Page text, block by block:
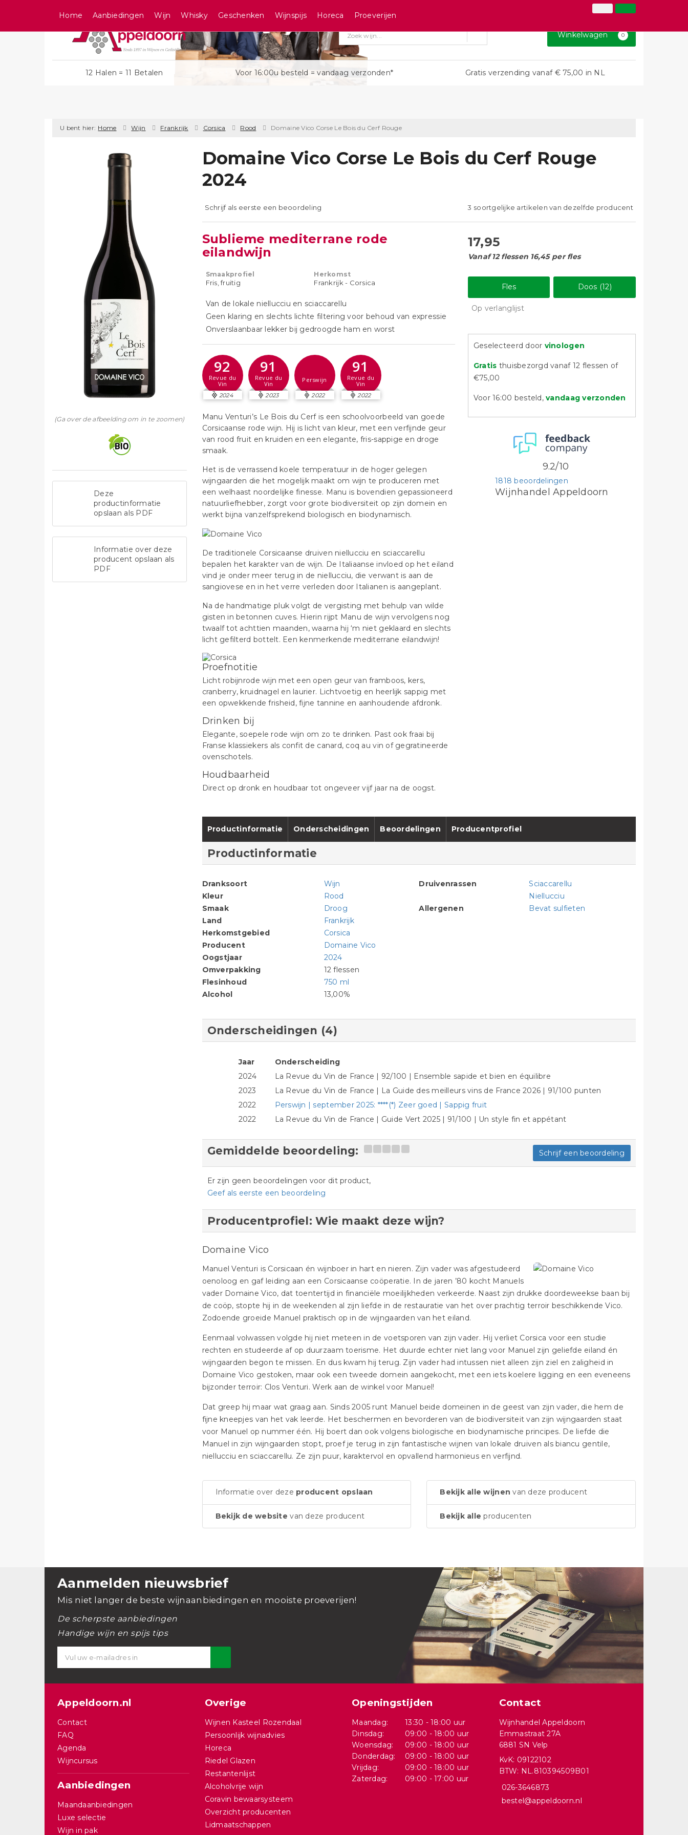
Klantenservice
Winkelwagen 0
12 Halen = 11 Betalen Voor 16:00u besteld = vandaag verzonden* Gratis verzending vanaf € 75,00 in NL
Home Aanbiedingen Wijn Whisky Geschenken Wijnspijs Horeca Proeverijen
U bent hier: Home Wijn Frankrijk Corsica Rood Domaine Vico Corse Le Bois du Cerf Rouge
(Ga over de afbeelding om in te zoomen)
Deze
productinformatie
opslaan als PDF
Informatie over deze
producent opslaan als
PDF
Domaine Vico Corse Le Bois du Cerf Rouge
2024
Schrijf als eerste een beoordeling 3 soortgelijke artikelen van dezelfde producent
Sublieme mediterrane rode
eilandwijn
Smaakprofiel
Fris, fruitig
Herkomst
Frankrijk - Corsica
Van de lokale niellucciu en sciaccarellu
Geen klaring en slechts lichte filtering voor behoud van expressie
Onverslaanbaar lekker bij gedroogde ham en worst
92
Revue du
Vin
2024
91
Revue du
Vin
2023
Perswijn
2022
91
Revue du
Vin
2022
Manu Venturi’s Le Bois du Cerf is een schoolvoorbeeld van goede
Corsicaanse rode wijn. Hij is licht van kleur, met een verfijnde geur
van rood fruit en kruiden en een elegante, fris-sappige en droge
smaak.
Het is de verrassend koele temperatuur in de hoger gelegen
wijngaarden die het mogelijk maakt om wijn te produceren met
een welhaast noordelijke finesse. Manu is bovendien gepassioneerd
natuurliefhebber, zorgt voor grote biodiversiteit op zijn domein en
werkt bijna vanzelfsprekend biologisch en biodynamisch.
De traditionele Corsicaanse druiven niellucciu en sciaccarellu
bepalen het karakter van de wijn. De Italiaanse invloed op het eiland
vind je onder meer terug in de niellucciu, die verwant is aan de
sangiovese en in het verre verleden door Italianen is aangeplant.
Na de handmatige pluk volgt de vergisting met behulp van wilde
gisten in betonnen cuves. Hierin rijpt Manu de wijn vervolgens nog
twaalf tot achttien maanden, waarna hij ‘m niet geklaard en slechts
licht gefilterd bottelt. Een kenmerkende mediterrane eilandwijn!
Proefnotitie
Licht robijnrode wijn met een open geur van framboos, kers,
cranberry, kruidnagel en laurier. Lichtvoetig en heerlijk sappig met
een opwekkende frisheid, fijne tannine en aanhoudende afdronk.
Drinken bij
Elegante, soepele rode wijn om zo te drinken. Past ook fraai bij
Franse klassiekers als confit de canard, coq au vin of gegratineerde
ovenschotels.
Houdbaarheid
Direct op dronk en houdbaar tot ongeveer vijf jaar na de oogst.
17,95
Vanaf 12 flessen 16,45 per fles
Fles Doos (12)
Op verlanglijst
Geselecteerd door vinologen
Gratis thuisbezorgd vanaf 12 flessen of
€75,00
Voor 16:00 besteld,vandaag verzonden
Wijnhandel Appeldoorn
1818 beoordelingen
9.2/10
Productinformatie Onderscheidingen Beoordelingen Producentprofiel
Productinformatie
Dranksoort
Wijn
Kleur
Rood
Smaak
Droog
Land
Frankrijk
Herkomstgebied
Corsica
Producent
Domaine Vico
Oogstjaar
2024
Omverpakking
12 flessen
Flesinhoud
750 ml
Alcohol
13,00%
Druivenrassen
Sciaccarellu
Niellucciu
Allergenen
Bevat sulfieten
Onderscheidingen (4)
Jaar
Onderscheiding
2024
La Revue du Vin de France | 92/100 | Ensemble sapide et bien en équilibre
2023
La Revue du Vin de France | La Guide des meilleurs vins de France 2026 | 91/100 punten
2022
Perswijn | september 2025: ****(*) Zeer goed | Sappig fruit
2022
La Revue du Vin de France | Guide Vert 2025 | 91/100 | Un style fin et appétant
Gemiddelde beoordeling: Schrijf een beoordeling
Er zijn geen beoordelingen voor dit product,
Geef als eerste een beoordeling
Producentprofiel: Wie maakt deze wijn?
Domaine Vico
Manuel Venturi is Corsicaan én wijnboer in hart en nieren. Zijn vader was afgestudeerd
oenoloog en gaf leiding aan een Corsicaanse coöperatie. In de jaren ’80 kocht Manuels
vader Domaine Vico, dat toentertijd in financiële moeilijkheden verkeerde. Naast zijn drukke doordeweekse baan bij
de coöp, stopte hij in de weekenden al zijn liefde in de restauratie van het over prachtig terroir beschikkende Vico.
Zodoende groeide Manuel praktisch op in de wijngaarden van het eiland.
Eenmaal volwassen volgde hij niet meteen in de voetsporen van zijn vader. Hij verliet Corsica voor een studie
rechten en studeerde af op duurzaam toerisme. Het duurde echter niet lang voor Manuel zijn geliefde eiland én
wijngaarden begon te missen. En dus kwam hij terug. Zijn vader had intussen niet alleen zijn ziel en zaligheid in
Domaine Vico gestoken, maar ook een tweede domein aangekocht, met een iets koelere ligging en een eveneens
bijzonder terroir: Clos Venturi. Werk aan de winkel voor Manuel!
Dat greep hij maar wat graag aan. Sinds 2005 runt Manuel beide domeinen in de geest van zijn vader, die hem de
fijne kneepjes van het vak leerde. Het beschermen en bevorderen van de biodiversiteit van zijn wijngaarden staat
voor Manuel op nummer één. Hij boert dan ook volgens biologische en biodynamische principes. De liefde die
Manuel in zijn wijngaarden stopt, proef je terug in zijn fantastische wijnen van lokale druiven als biancu gentile,
niellucciu en sciaccarellu. Ze zijn puur, karaktervol en opvallend harmonieus en verfijnd.
Informatie over deze producent opslaan
Bekijk de website van deze producent
Bekijk alle wijnen van deze producent
Bekijk alle producenten
Aanmelden nieuwsbrief
Mis niet langer de beste wijnaanbiedingen en mooiste proeverijen!
De scherpste aanbiedingen
Handige wijn en spijs tips
Appeldoorn.nl
Contact
FAQ
Agenda
Wijncursus
Aanbiedingen
Maandaanbiedingen
Luxe selectie
Wijn in pak
Overige
Wijnen Kasteel Rozendaal
Persoonlijk wijnadvies
Horeca
Riedel Glazen
Restantenlijst
Alcoholvrije wijn
Coravin bewaarsysteem
Overzicht producenten
Lidmaatschappen
Openingstijden
Maandag:
13:30 - 18:00 uur
Dinsdag:
09:00 - 18:00 uur
Woensdag:
09:00 - 18:00 uur
Donderdag:
09:00 - 18:00 uur
Vrijdag:
09:00 - 18:00 uur
Zaterdag:
09:00 - 17:00 uur
Contact
Wijnhandel Appeldoorn
Emmastraat 27A
6881 SN Velp
KvK: 09122102
BTW: NL.810394509B01
026-3646873
bestel@appeldoorn.nl